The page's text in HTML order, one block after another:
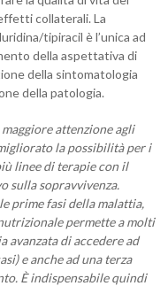
collaterali. La
tipiracil è l’unica ad
della aspettativa di
della sintomatologia
della patologia.
attenzione agli
la possibilità per i
linee di terapie con il
sulla sopravvivenza.
prime fasi della malattia,
permette a molti
avanzata di accedere ad
e anche ad una terza
È indispensabile quindi